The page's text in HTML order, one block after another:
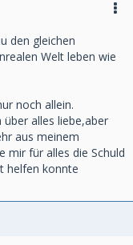
den gleichen
Welt leben wie
noch allein.
alles liebe,aber
aus meinem
mir für alles die Schuld
helfen konnte